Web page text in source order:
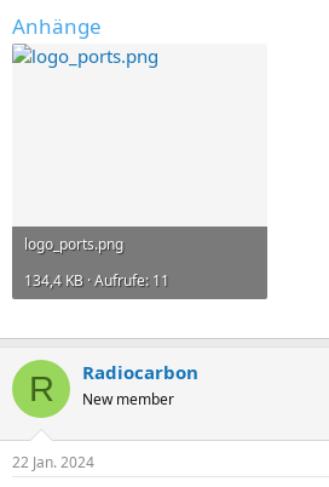
Anhänge
logo_ports.png
134,4 KB · Aufrufe: 11
R Radiocarbon
New member
22 Jan. 2024